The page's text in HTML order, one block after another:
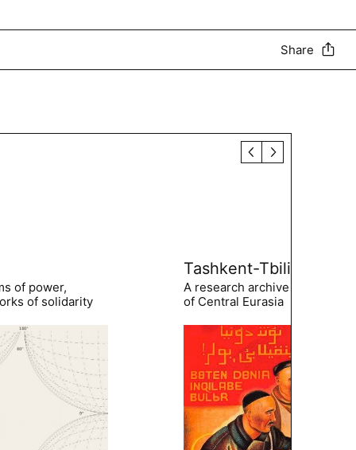
Share
of power,
of solidarity
Tashkent-Tbilisi
A research archive of the
of Central Eurasia